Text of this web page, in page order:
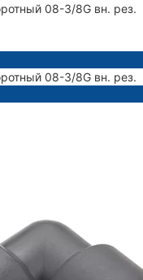
08-3/8G вн. рез.
08-3/8G вн. рез.